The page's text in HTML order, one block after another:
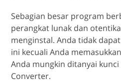
Sebagian besar program
perangkat lunak dan
menginstal. Anda tidak
ini kecuali Anda
Anda mungkin ditanyai
Converter.